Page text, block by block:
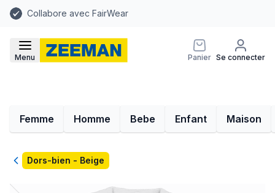
Collabore avec FairWear
Menu Panier Se connecter
Femme Homme Bebe Enfant Maison
RetourDors-bien - Beige